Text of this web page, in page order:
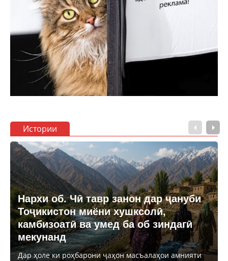
Истории
Нархи об. Чӣ тавр занон дар ҷануби
Тоҷикистон миёни хушксолӣ,
камбизоатӣ ва умед ба об зиндагӣ
мекунанд
Дар ҳоле ки роҳбарони ҷаҳон масъалаҳои амнияти